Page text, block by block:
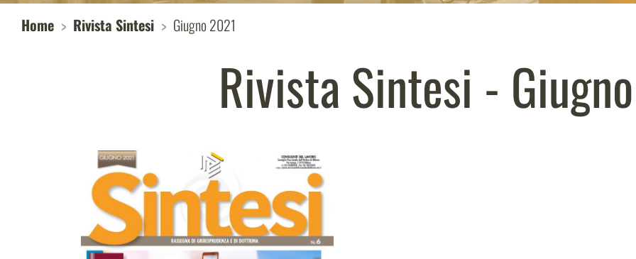
Home Rivista Sintesi Giugno 2021
Rivista Sintesi -